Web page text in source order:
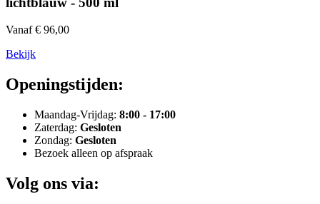
Vanaf € 96,00
Bekijk
Openingstijden:
Maandag-Vrijdag: 8:00 - 17:00
Zaterdag: Gesloten
Zondag: Gesloten
Bezoek alleen op afspraak
Volg ons via: